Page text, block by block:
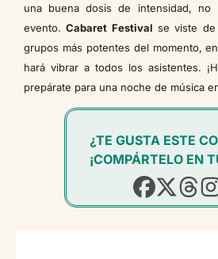
una buena dosis de intensidad, no
evento.Cabaret Festival se viste
grupos más potentes del momento,
hará vibrar a todos los asistentes.
prepárate para una noche de música
¿TE GUSTA ESTE
¡COMPÁRTELO EN